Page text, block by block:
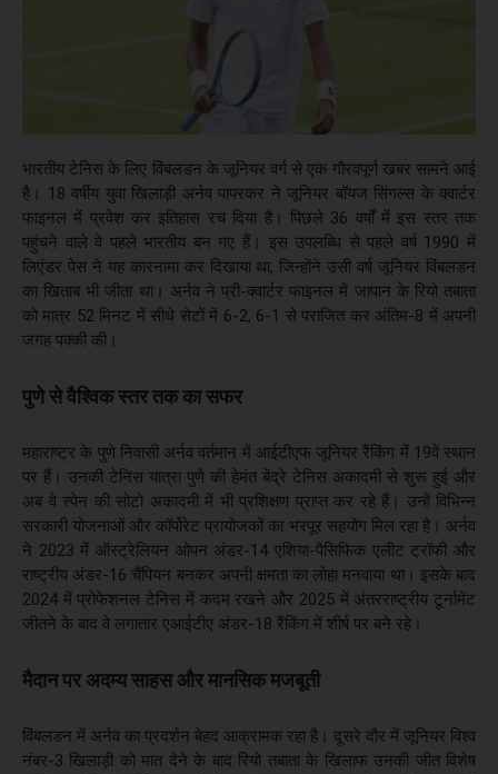
भारतीय टेनिस के लिए विंबलडन के जूनियर वर्ग से एक गौरवपूर्ण खबर सामने आई
है। 18 वर्षीय युवा खिलाड़ी अर्नव पापरकर ने जूनियर बॉयज सिंगल्स के क्वार्टर
फाइनल में प्रवेश कर इतिहास रच दिया है। पिछले 36 वर्षों में इस स्तर तक
पहुंचने वाले वे पहले भारतीय बन गए हैं। इस उपलब्धि से पहले वर्ष 1990 में
लिएंडर पेस ने यह कारनामा कर दिखाया था, जिन्होंने उसी वर्ष जूनियर विंबलडन
का खिताब भी जीता था। अर्नव ने प्री-क्वार्टर फाइनल में जापान के रियो तबाता
को मात्र 52 मिनट में सीधे सेटों में 6-2, 6-1 से पराजित कर अंतिम-8 में अपनी
जगह पक्की की।
पुणे से वैश्विक स्तर तक का सफर
महाराष्ट्र के पुणे निवासी अर्नव वर्तमान में आईटीएफ जूनियर रैंकिंग में 19वें स्थान
पर हैं। उनकी टेनिस यात्रा पुणे की हेमंत बेंद्रे टेनिस अकादमी से शुरू हुई और
अब वे स्पेन की सोटो अकादमी में भी प्रशिक्षण प्राप्त कर रहे हैं। उन्हें विभिन्न
सरकारी योजनाओं और कॉर्पोरेट प्रायोजकों का भरपूर सहयोग मिल रहा है। अर्नव
ने 2023 में ऑस्ट्रेलियन ओपन अंडर-14 एशिया-पैसिफिक एलीट ट्रॉफी और
राष्ट्रीय अंडर-16 चैंपियन बनकर अपनी क्षमता का लोहा मनवाया था। इसके बाद
2024 में प्रोफेशनल टेनिस में कदम रखने और 2025 में अंतरराष्ट्रीय टूर्नामेंट
जीतने के बाद वे लगातार एआईटीए अंडर-18 रैंकिंग में शीर्ष पर बने रहे।
मैदान पर अदम्य साहस और मानसिक मजबूती
विंबलडन में अर्नव का प्रदर्शन बेहद आक्रामक रहा है। दूसरे दौर में जूनियर विश्व
नंबर-3 खिलाड़ी को मात देने के बाद रियो तबाता के खिलाफ उनकी जीत विशेष